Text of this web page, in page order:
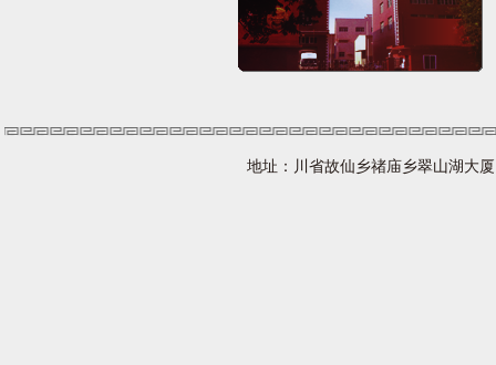
地址：川省故仙乡禇庙乡翠山湖大